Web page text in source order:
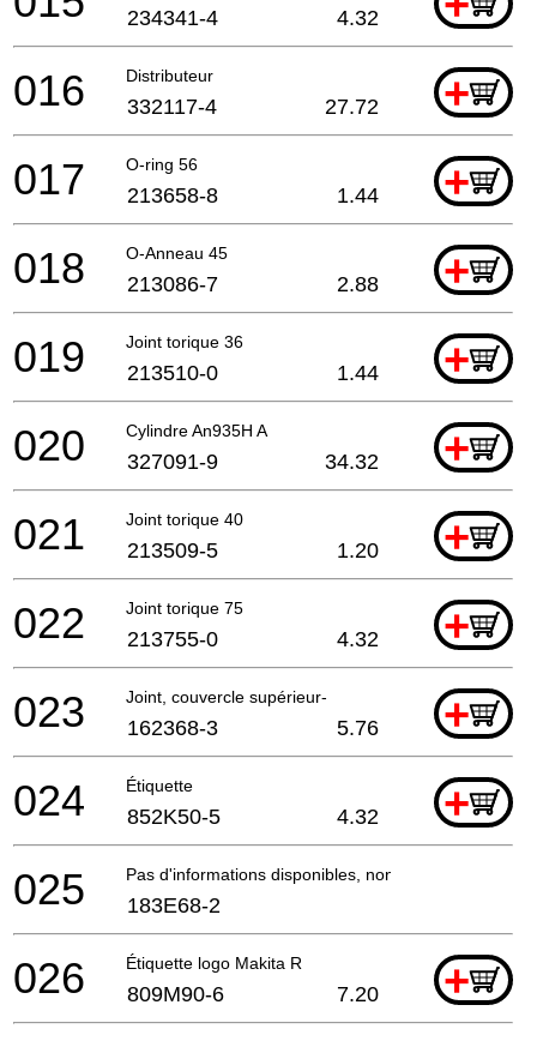
234341-4 4.32
Distributeur +
016 332117-4 27.72
O-ring 56 +
017 213658-8 1.44
O-Anneau 45 +
018 213086-7 2.88
Joint torique 36 +
019 213510-0 1.44
Cylindre An935H A +
020 327091-9 34.32
Joint torique 40 +
021 213509-5 1.20
Joint torique 75 +
022 213755-0 4.32
Joint, couvercle supérieur- +
023 162368-3 5.76
Étiquette +
024 852K50-5 4.32
Pas d'informations disponibles, non commandable
025 183E68-2
Étiquette logo Makita R +
026 809M90-6 7.20